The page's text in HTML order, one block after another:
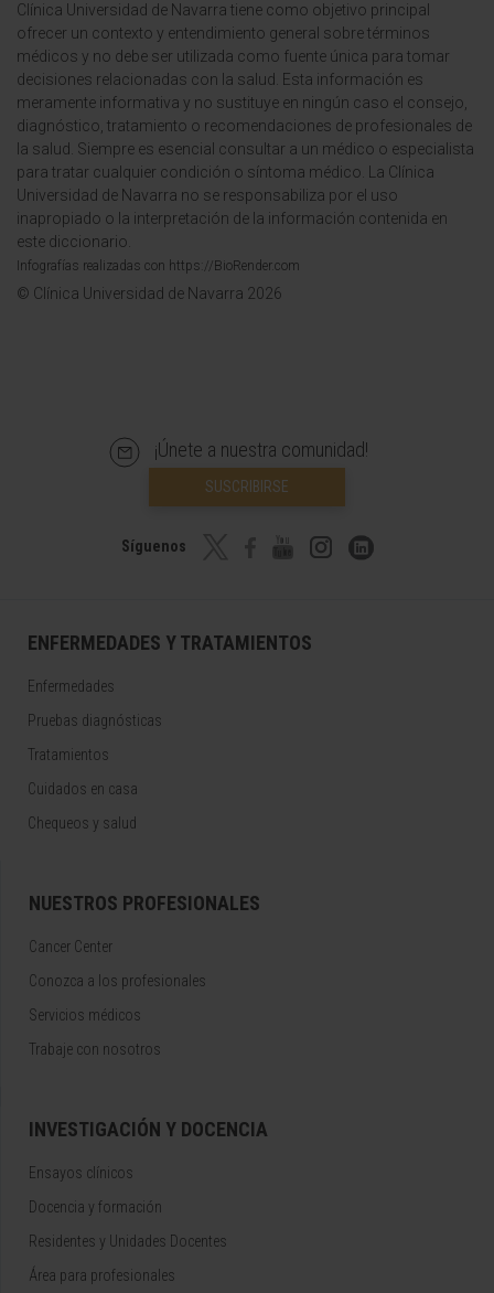
Clínica Universidad de Navarra tiene como objetivo principal
ofrecer un contexto y entendimiento general sobre términos
médicos y no debe ser utilizada como fuente única para tomar
decisiones relacionadas con la salud. Esta información es
meramente informativa y no sustituye en ningún caso el consejo,
diagnóstico, tratamiento o recomendaciones de profesionales de
la salud. Siempre es esencial consultar a un médico o especialista
para tratar cualquier condición o síntoma médico. La Clínica
Universidad de Navarra no se responsabiliza por el uso
inapropiado o la interpretación de la información contenida en
este diccionario.
Infografías realizadas con https://BioRender.com
© Clínica Universidad de Navarra 2026
¡Únete a nuestra comunidad!
SUSCRIBIRSE
Síguenos
ENFERMEDADES Y TRATAMIENTOS
Enfermedades
Pruebas diagnósticas
Tratamientos
Cuidados en casa
Chequeos y salud
NUESTROS PROFESIONALES
Cancer Center
Conozca a los profesionales
Servicios médicos
Trabaje con nosotros
INVESTIGACIÓN Y DOCENCIA
Ensayos clínicos
Docencia y formación
Residentes y Unidades Docentes
Área para profesionales